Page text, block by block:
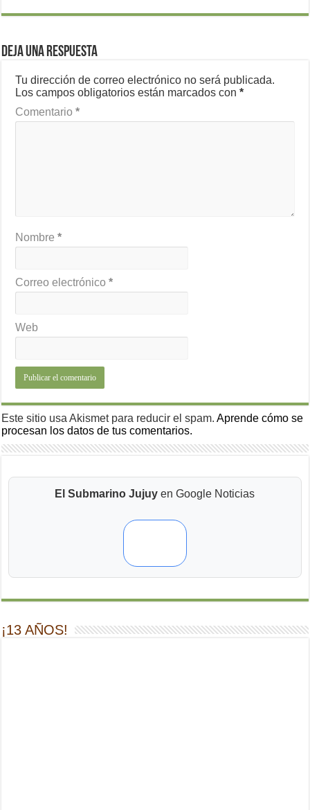
Deja una respuesta
Tu dirección de correo electrónico no será publicada.
Los campos obligatorios están marcados con*
Comentario*
Nombre*
Correo electrónico*
Web
Este sitio usa Akismet para reducir el spam.Aprende cómo se
procesan los datos de tus comentarios.
El Submarino Jujuy en Google Noticias
¡13 AÑOS!